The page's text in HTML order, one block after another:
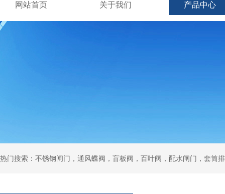
网站首页 关于我们 产品中心
热门搜索：不锈钢闸门，通风蝶阀，盲板阀，百叶阀，配水闸门，套筒